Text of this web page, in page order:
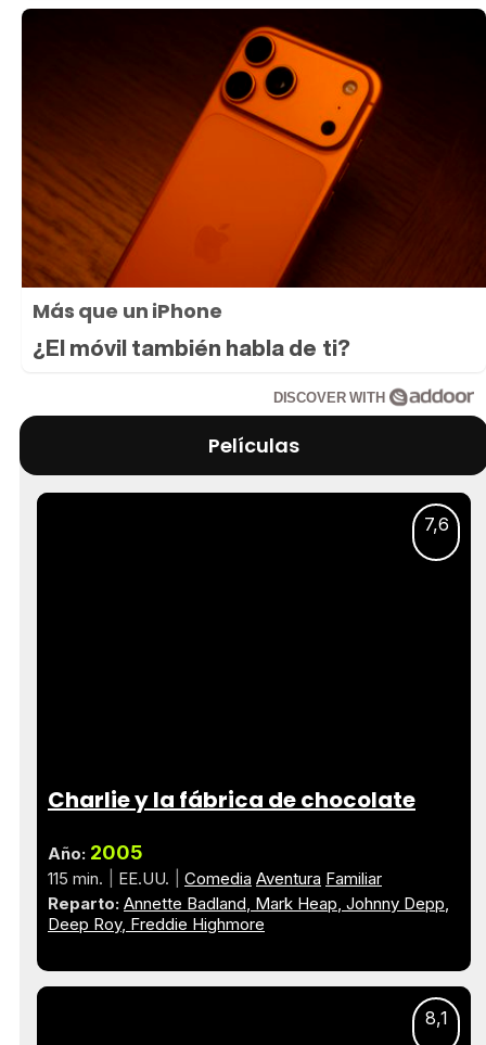
Más que un iPhone
¿El móvil también habla de ti?
DISCOVER WITH
Películas
7,6
Charlie y la fábrica de chocolate
Año: 2005
115 min. EE.UU. Comedia Aventura Familiar
Reparto: Annette Badland Mark Heap Johnny Depp
Deep Roy Freddie Highmore
8,1